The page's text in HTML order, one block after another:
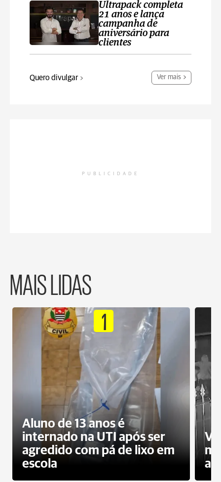
Ultrapack completa
21 anos e lança
campanha de
aniversário para
clientes
Quero divulgar Ver mais
PUBLICIDADE
MAIS LIDAS
1
Aluno de 13 anos é
internado na UTI após ser
agredido com pá de lixo em
escola
a